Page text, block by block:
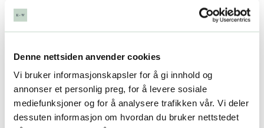
Denne nettsiden anvender cookies
Vi bruker informasjonskapsler for å gi innhold og
annonser et personlig preg, for å levere sosiale
mediefunksjoner og for å analysere trafikken vår. Vi deler
dessuten informasjon om hvordan du bruker nettstedet
Kvelden er den beste tiden
om søvnvaner, kosthold og mosjon
grunnleggende delene av helsen vår som vi vet bør
være en prioritet, men som likevel er det første som
ryker når vi er under press. Hun svarer at hun kanskje
kunne trent mer, men kostholdet hennes er ok. Stort